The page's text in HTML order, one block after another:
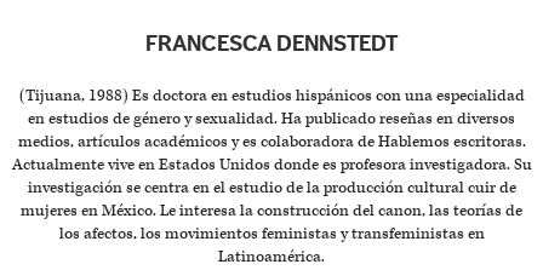
FRANCESCA DENNSTEDT
(Tijuana, 1988) Es doctora en estudios hispánicos con una especialidad
en estudios de género y sexualidad. Ha publicado reseñas en diversos
medios, artículos académicos y es colaboradora de Hablemos escritoras.
Actualmente vive en Estados Unidos donde es profesora investigadora. Su
investigación se centra en el estudio de la producción cultural cuir de
mujeres en México. Le interesa la construcción del canon, las teorías de
los afectos, los movimientos feministas y transfeministas en
Latinoamérica.